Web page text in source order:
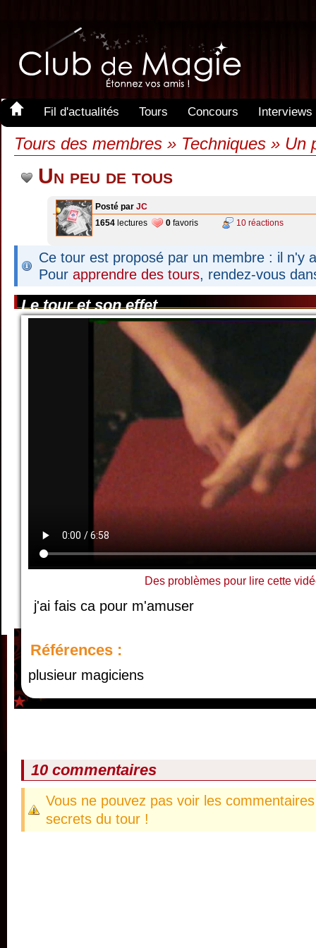
Fil d'actualités Tours Concours Interviews
Tours des membres » Techniques » Un
Un peu de tous
Posté par JC
1654 lectures 0 favoris 10 réactions
Ce tour est proposé par un membre : il n'y
Pour apprendre des tours, rendez-vous
Le tour et son effet
Des problèmes pour lire cette
j'ai fais ca pour m'amuser
Références :
plusieur magiciens
10 commentaires
Vous ne pouvez pas voir les
secrets du tour !